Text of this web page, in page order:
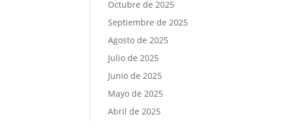
Octubre de 2025
Septiembre de 2025
Agosto de 2025
Julio de 2025
Junio de 2025
Mayo de 2025
Abril de 2025